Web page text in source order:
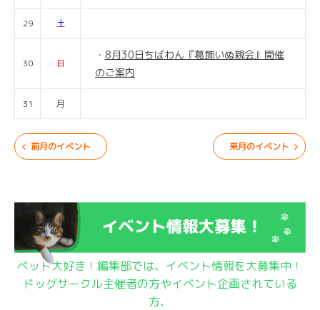
29 土
30 日
8月30日ちばわん『葛飾いぬ親会』開催
のご案内
31 月
前月のイベント 来月のイベント
ペット大好き！編集部では、イベント情報を大募集中！
ドッグサークル主催者の方やイベント企画されている
方、